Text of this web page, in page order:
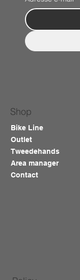
Shop
Bike Line
Outlet
Tweedehands
Area manager
Contact